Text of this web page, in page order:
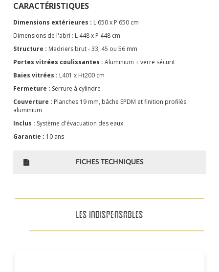
CARACTÉRISTIQUES
Dimensions extérieures : L 650 x P 650 cm
Dimensions de l'abri : L 448 x P 448 cm
Structure : Madriers brut - 33, 45 ou 56 mm
Portes vitrées coulissantes : Aluminium + verre sécurit
Baies vitrées : L401 x Ht200 cm
Fermeture : Serrure à cylindre
Couverture : Planches 19 mm, bâche EPDM et finition profilés
aluminium
Inclus : Système d'évacuation des eaux
Garantie : 10 ans
FICHES TECHNIQUES
LES INDISPENSABLES